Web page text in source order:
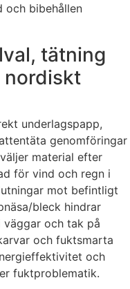
och bibehållen
tätning
nordiskt
underlagspapp,
genomföringar
material efter
för vind och regn i
mot befintligt
bleck hindrar
väggar och tak på
och fuktsmarta
och
fuktproblematik.